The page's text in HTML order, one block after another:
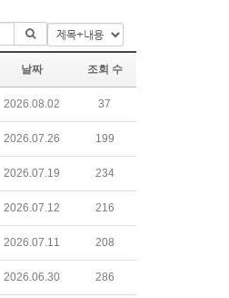
날짜 조회 수
2026.08.02 37
2026.07.26 199
2026.07.19 234
2026.07.12 216
2026.07.11 208
2026.06.30 286